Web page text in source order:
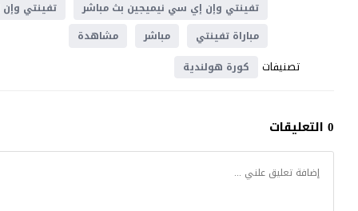
تفينتي وإن إي سي نيميجين بث مباشر
تفينتي
مباراة تفينتي
مباشر مشاهدة
تصنيفات كورة هولندية
0 التعليقات